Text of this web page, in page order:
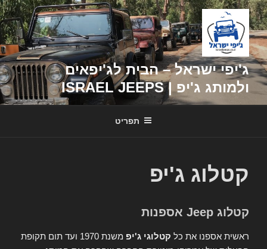
דילוג
לתוכן
ג'יפי ישראל – הבית לג'יפאים
ולמותג ג'יפ | ISRAEL JEEPS
תפריט
קטלוג ג'יפ
קטלוג Jeep אספנות
ראשית אספנו את כל קטלוגי ג'יפ
משנת 1970 ועד תום תקופת